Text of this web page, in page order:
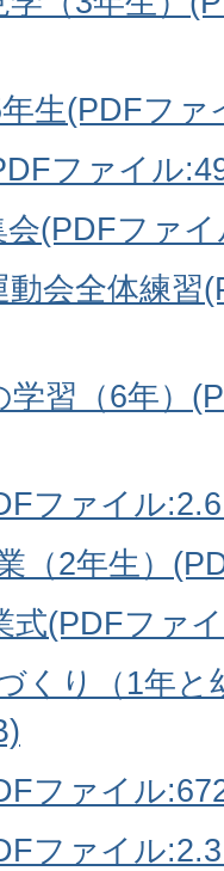
生(PDFファ
ファイル
(PDFファ
会全体練習
習（6年）
ファイル
（2年生）
式(PDFファ
くり（1年と
ファイル
ファイル